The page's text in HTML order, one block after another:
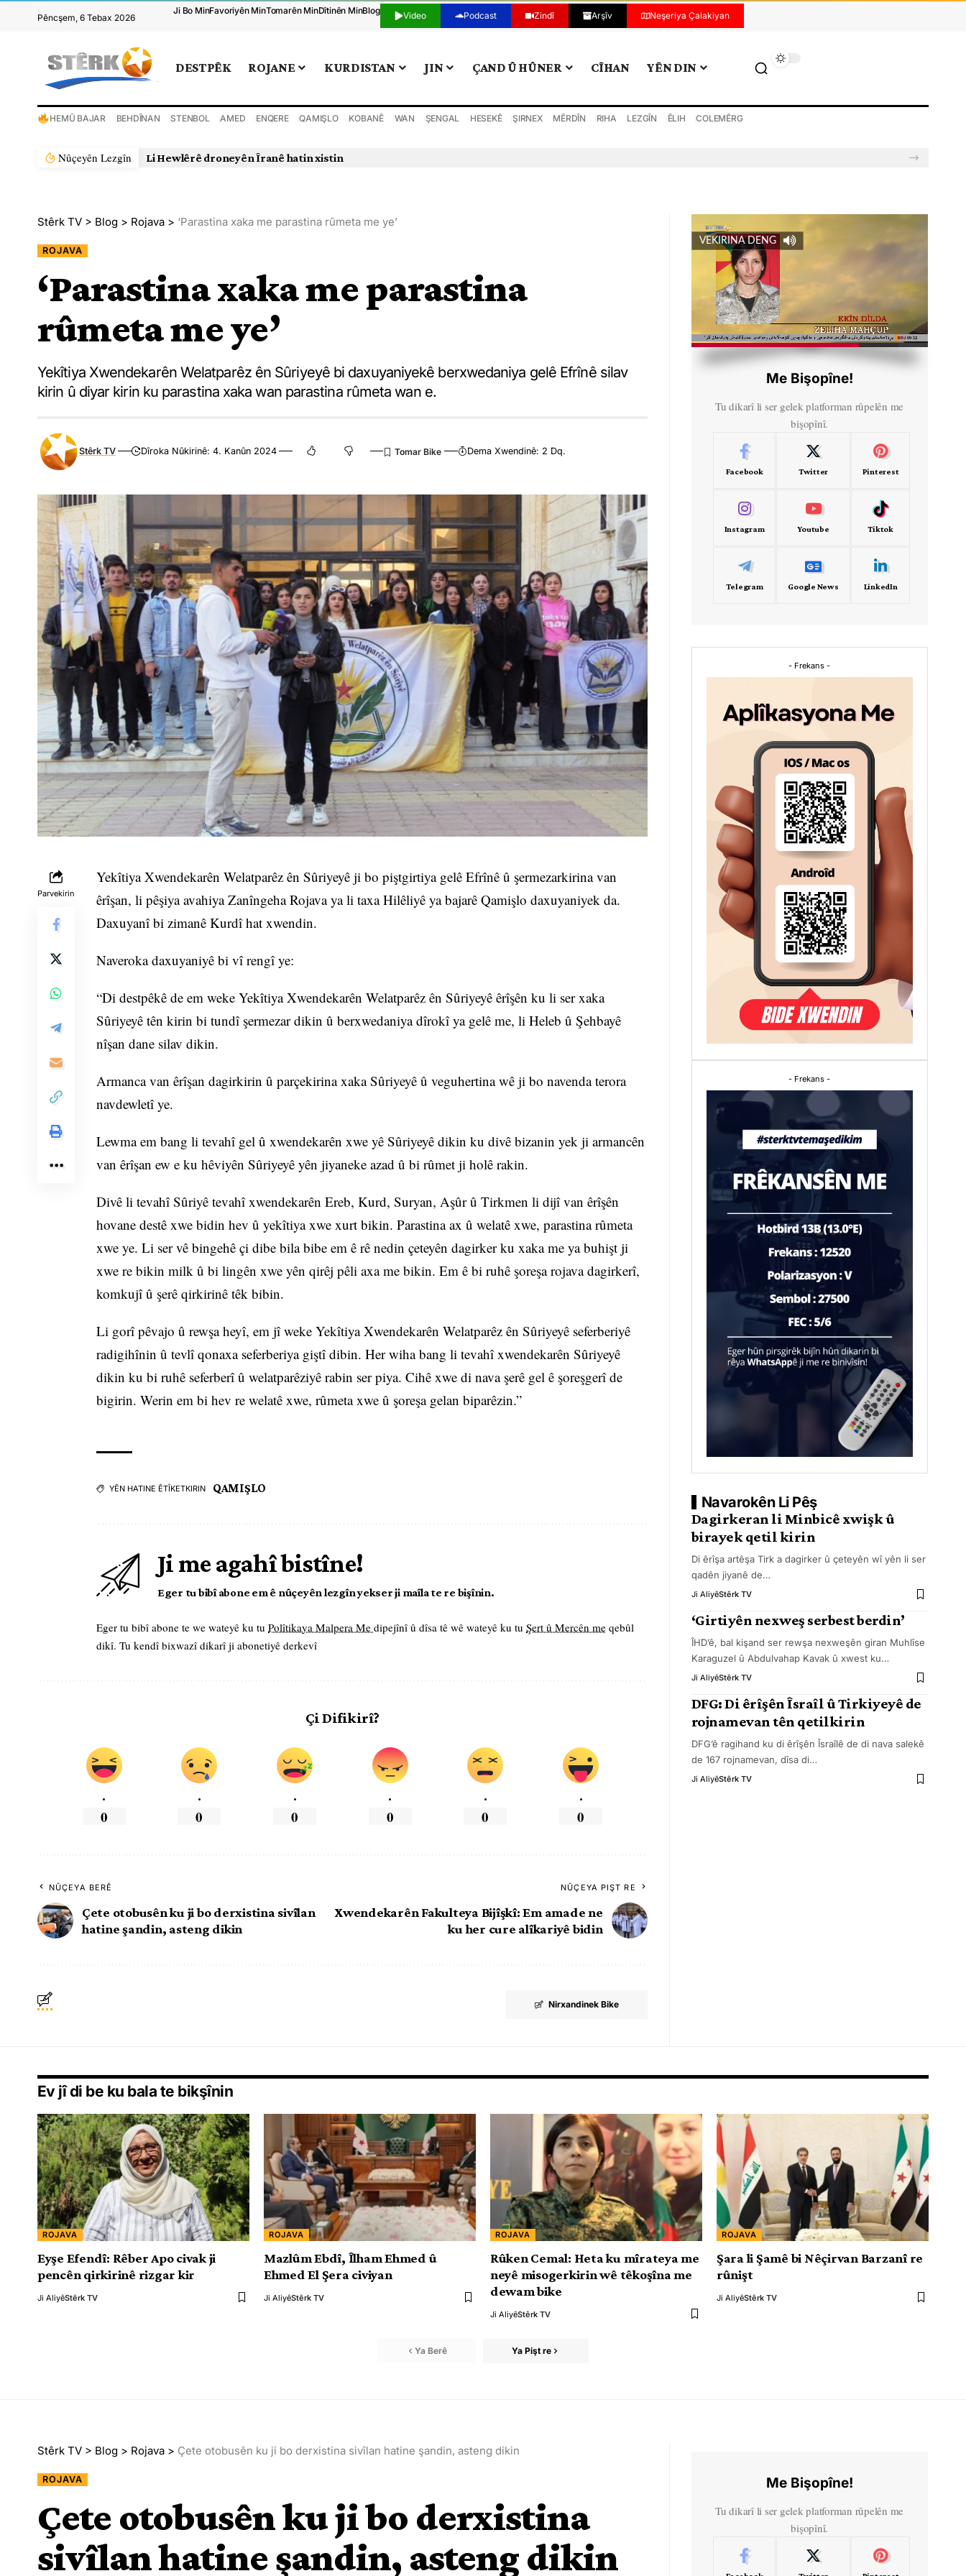
Pêncşem, 6 Tebax 2026
Ji Bo MinFavoriyên MinTomarên MinDîtinên MinBlog Video Podcast Zindî Arşîv Neşeriya Çalakiyan
DESTPÊK ROJANE KURDISTAN JIN ÇAND Û HÛNER CÎHAN YÊN DIN
HEMÛ BAJAR BEHDÎNAN STENBOL AMED ENQERE QAMIŞLO KOBANÊ WAN ŞENGAL HESEKÊ ŞIRNEX MÊRDÎN RIHA LEZGÎN ÊLIH COLEMÊRG
Nûçeyên Lezgîn Li Hewlêrê droneyên Îranê hatin xistin
Stêrk TV > Blog > Rojava > ‘Parastina xaka me parastina rûmeta me ye’
ROJAVA
‘Parastina xaka me parastina
rûmeta me ye’
Yekîtiya Xwendekarên Welatparêz ên Sûriyeyê bi daxuyaniyekê berxwedaniya gelê Efrînê silav
kirin û diyar kirin ku parastina xaka wan parastina rûmeta wan e.
Stêrk TV Dîroka Nûkirinê: 4. Kanûn 2024 Dema Xwendinê: 2 Dq.
Parvekirin
Yekîtiya Xwendekarên Welatparêz ên Sûriyeyê ji bo piştgirtiya gelê Efrînê û şermezarkirina van
êrîşan, li pêşiya avahiya Zanîngeha Rojava ya li taxa Hilêliyê ya bajarê Qamişlo daxuyaniyek da.
Daxuyanî bi zimanê Kurdî hat xwendin.
Naveroka daxuyaniyê bi vî rengî ye:
“Di destpêkê de em weke Yekîtiya Xwendekarên Welatparêz ên Sûriyeyê êrîşên ku li ser xaka
Sûriyeyê tên kirin bi tundî şermezar dikin û berxwedaniya dîrokî ya gelê me, li Heleb û Şehbayê
nîşan dane silav dikin.
Armanca van êrîşan dagirkirin û parçekirina xaka Sûriyeyê û veguhertina wê ji bo navenda terora
navdewletî ye.
Lewma em bang li tevahî gel û xwendekarên xwe yê Sûriyeyê dikin ku divê bizanin yek ji armancên
van êrîşan ew e ku hêviyên Sûriyeyê yên jiyaneke azad û bi rûmet ji holê rakin.
Divê li tevahî Sûriyê tevahî xwendekarên Ereb, Kurd, Suryan, Aşûr û Tirkmen li dijî van êrîşên
hovane destê xwe bidin hev û yekîtiya xwe xurt bikin. Parastina ax û welatê xwe, parastina rûmeta
xwe ye. Li ser vê bingehê çi dibe bila bibe em ê rê nedin çeteyên dagirker ku xaka me ya buhişt ji
xwe re bikin milk û bi lingên xwe yên qirêj pêli axa me bikin. Em ê bi ruhê şoreşa rojava dagirkerî,
komkujî û şerê qirkirinê têk bibin.
Li gorî pêvajo û rewşa heyî, em jî weke Yekîtiya Xwendekarên Welatparêz ên Sûriyeyê seferberiyê
radigihînin û tevlî qonaxa seferberiya giştî dibin. Her wiha bang li tevahî xwendekarên Sûriyeyê
dikin ku bi ruhê seferberî û welatparêziyê rabin ser piya. Cihê xwe di nava şerê gel ê şoreşgerî de
bigirin. Werin em bi hev re welatê xwe, rûmeta xwe û şoreşa gelan biparêzin.”
YÊN HATINE ÊTÎKETKIRIN QAMIŞLO
Ji me agahî bistîne!
Eger tu bibî abone em ê nûçeyên lezgîn yekser ji maîla te re bişînin.
Eger tu bibî abone te we wateyê ku tu Polîtikaya Malpera Me dipejînî û dîsa tê wê wateyê ku tu Şert û Mercên me qebûl
dikî. Tu kendî bixwazî dikarî ji abonetiyê derkevî
Çi Difikirî?
.
0
.
0
.
0
.
0
.
0
.
0
NÛÇEYA BERÊ
Çete otobusên ku ji bo derxistina sivîlan
hatine şandin, asteng dikin
NÛÇEYA PIŞT RE
Xwendekarên Fakulteya Bijîşkî: Em amade ne
ku her cure alîkariyê bidin
Nirxandinek Bike
VEKIRINA DENG
Me Bişopîne!
Tu dikarî li ser gelek platforman rûpelên me
bişopînî.
Facebook Twitter Pinterest
Instagram Youtube Tiktok
Telegram Google News LinkedIn
- Frekans -
- Frekans -
Navarokên Li Pêş
Dagirkeran li Minbicê xwişk û
birayek qetil kirin
Di êrîşa artêşa Tirk a dagirker û çeteyên wî yên li ser
qadên jiyanê de…
Ji AliyêStêrk TV
‘Girtiyên nexweş serbest berdin’
ÎHD’ê, bal kişand ser rewşa nexweşên giran Muhlîse
Karaguzel û Abdulvahap Kavak û xwest ku…
Ji AliyêStêrk TV
DFG: Di êrîşên Îsraîl û Tirkiyeyê de
rojnamevan tên qetilkirin
DFG’ê ragihand ku di êrîşên Îsraîlê de di nava salekê
de 167 rojnamevan, dîsa di…
Ji AliyêStêrk TV
Ev jî di be ku bala te bikşînin
ROJAVA
Eyşe Efendî: Rêber Apo civak ji
pencên qirkirinê rizgar kir
Ji AliyêStêrk TV
ROJAVA
Mazlûm Ebdî, Îlham Ehmed û
Ehmed El Şera civiyan
Ji AliyêStêrk TV
ROJAVA
Rûken Cemal: Heta ku mîrateya me
neyê misogerkirin wê têkoşîna me
dewam bike
Ji AliyêStêrk TV
ROJAVA
Şara li Şamê bi Nêçirvan Barzanî re
rûnişt
Ji AliyêStêrk TV
Ya Berê Ya Pişt re
Stêrk TV > Blog > Rojava > Çete otobusên ku ji bo derxistina sivîlan hatine şandin, asteng dikin
ROJAVA
Çete otobusên ku ji bo derxistina
sivîlan hatine şandin, asteng dikin
Me Bişopîne!
Tu dikarî li ser gelek platforman rûpelên me
bişopînî.